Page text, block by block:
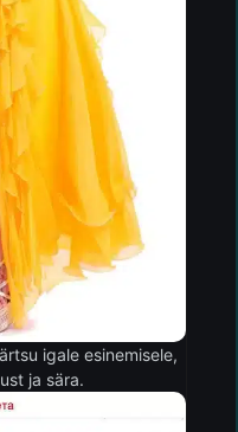
igale esinemisele,
ja sära.